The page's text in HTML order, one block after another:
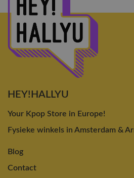
HEY!HALLYU
Your Kpop Store in Europe!
Fysieke winkels in Amsterdam &
Blog
Contact